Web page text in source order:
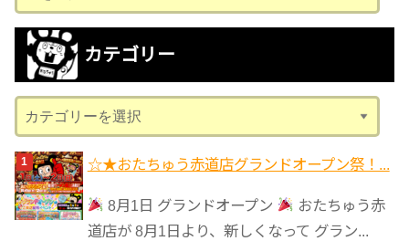
ー
カ
ブ
カテゴリー
テ
ゴ
リ
ー
☆★おたちゅう赤道店グランドオープン祭！...
8月1日 グランドオープン
おたちゅう赤
道店が 8月1日より、新しくなって グラン...